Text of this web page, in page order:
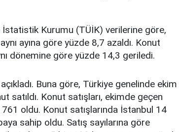
İstatistik Kurumu (TÜİK) verilerine göre,
ayına göre yüzde 8,7 azaldı. Konut
dönemine göre yüzde 14,3 geriledi.
Buna göre, Türkiye genelinde ekim
satıldı. Konut satışları, ekimde geçen
761 oldu. Konut satışlarında İstanbul 14
sahip oldu. Satış sayılarına göre